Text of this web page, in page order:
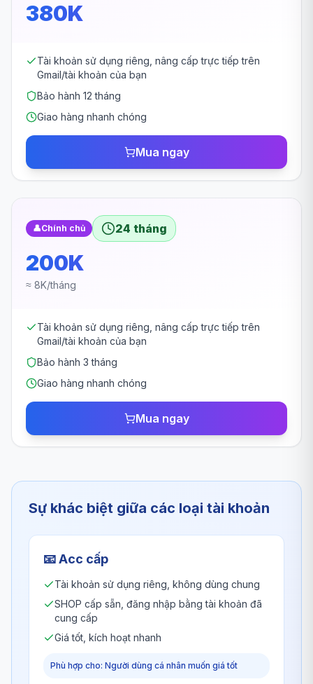
380K
Tài khoản sử dụng riêng, nâng cấp trực tiếp trên
Gmail/tài khoản của bạn
Bảo hành 12 tháng
Giao hàng nhanh chóng
Mua ngay
👤Chính chủ 24 tháng
200K
≈ 8K/tháng
Tài khoản sử dụng riêng, nâng cấp trực tiếp trên
Gmail/tài khoản của bạn
Bảo hành 3 tháng
Giao hàng nhanh chóng
Mua ngay
Sự khác biệt giữa các loại tài khoản
📧Acc cấp
Tài khoản sử dụng riêng, không dùng chung
SHOP cấp sẵn, đăng nhập bằng tài khoản đã
cung cấp
Giá tốt, kích hoạt nhanh
Phù hợp cho: Người dùng cá nhân muốn giá tốt